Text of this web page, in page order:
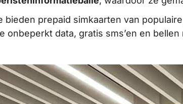
bieden prepaid simkaarten van
onbeperkt data, gratis sms’en en